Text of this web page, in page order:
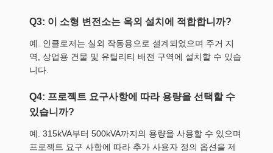
Q3: 이 소형 변전소는 옥외 설치에 적합합니까?
예. 인클로저는 실외 작동용으로 설계되었으며 주거 지
역, 상업용 건물 및 유틸리티 배전 구역에 설치할 수 있습
니다.
Q4: 프로젝트 요구사항에 따라 용량을 선택할 수
있습니까?
예. 315kVA부터 500kVA까지의 용량을 사용할 수 있으며
프로젝트 요구 사항에 따라 추가 사용자 정의 옵션을 제